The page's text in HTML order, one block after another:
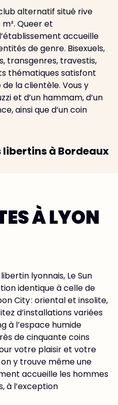
alternatif situé rive
Queer et
accueille
de genre. Bisexuels,
transgenres, travestis,
thématiques satisfont
la clientèle. Vous y
et d’un hammam, d’un
ainsi que d’un coin
libertins à Bordeaux
À LYON
lyonnais, Le Sun
identique à celle de
City : oriental et insolite,
d’installations variées
à l’espace humide
de cinquante coins
votre plaisir et votre
y trouve même une
accueille les hommes
à l’exception